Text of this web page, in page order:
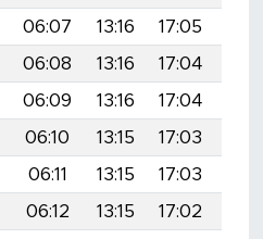
06:07 13:16 17:05
06:08 13:16 17:04
06:09 13:16 17:04
06:10 13:15 17:03
06:11 13:15 17:03
06:12 13:15 17:02